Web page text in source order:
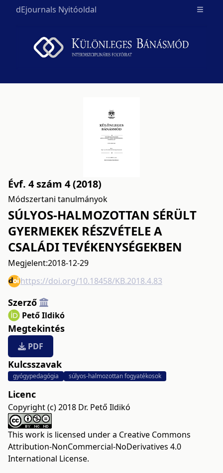
dEjournals Nyitóoldal Open
Évf. 4 szám 4 (2018)
Módszertani tanulmányok
SÚLYOS-HALMOZOTTAN SÉRÜLT
GYERMEKEK RÉSZVÉTELE A
CSALÁDI TEVÉKENYSÉGEKBEN
Megjelent:2018-12-29
https://doi.org/10.18458/KB.2018.4.83
Szerző
Pető Ildikó
Megtekintés
PDF
Kulcsszavak
gyógypedagógia súlyos-halmozottan fogyatékosok
Licenc
Copyright (c) 2018 Dr. Pető Ildikó
This work is licensed under a Creative Commons
Attribution-NonCommercial-NoDerivatives 4.0
International License.